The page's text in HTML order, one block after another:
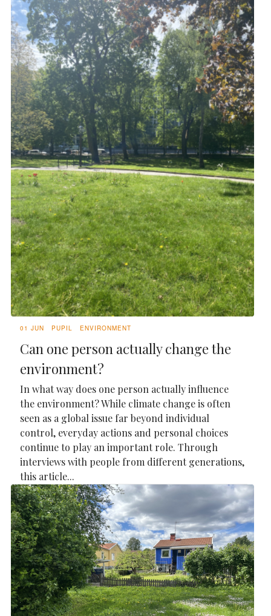
01 JUN PUPIL ENVIRONMENT
Can one person actually change the
environment?
In what way does one person actually influence
the environment? While climate change is often
seen as a global issue far beyond individual
control, everyday actions and personal choices
continue to play an important role. Through
interviews with people from different generations,
this article...